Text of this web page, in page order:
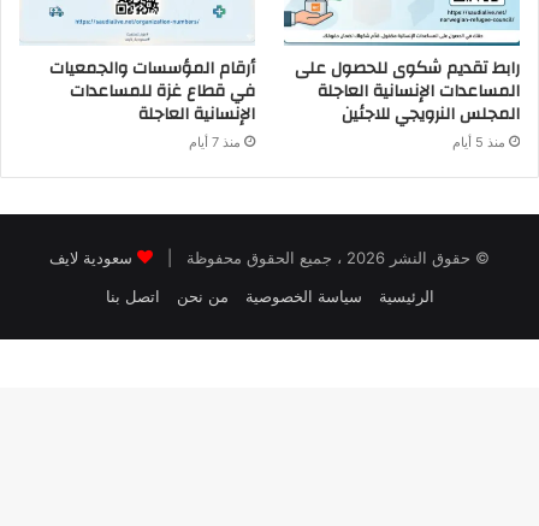
رابط تقديم شكوى للحصول على
المساعدات الإنسانية العاجلة
المجلس النرويجي للاجئين
منذ 5 أيام
أرقام المؤسسات والجمعيات
في قطاع غزة للمساعدات
الإنسانية العاجلة
منذ 7 أيام
© حقوق النشر 2026 ، جميع الحقوق محفوظة |
سعودية لايف
الرئيسية
سياسة الخصوصية من نحن اتصل بنا